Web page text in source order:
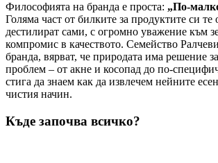
Философията на бранда е проста: „По-
Голяма част от билките за продуктите си те
дестилират сами, с огромно уважение към
компромис в качеството. Семейство
бранда, вярват, че природата има решение
проблем – от акне и косопад до по-
стига да знаем как да извлечем нейните
чистия начин.
Къде започва всичко?